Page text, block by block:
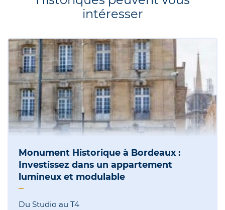
intéresser
Monument Historique à Bordeaux :
Investissez dans un appartement
lumineux et modulable
Du Studio au T4